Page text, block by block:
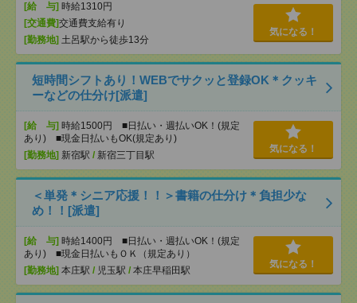
[給 与] 時給1310円
[交通費]交通費支給有り
[勤務地] 土呂駅から徒歩13分
気になる！
短時間シフトあり！WEBでサクッと登録OK＊クッキ
ーなどの仕分け[派遣]
[給 与] 時給1500円 ■日払い・週払いOK！(規定
あり) ■現金日払いもOK(規定あり)
[勤務地] 新宿駅 / 新宿三丁目駅
気になる！
＜単発＊シニア応援！！＞書籍の仕分け＊負担少な
め！！[派遣]
[給 与] 時給1400円 ■日払い・週払いOK！(規定
あり) ■現金日払いもＯＫ（規定あり）
[勤務地] 本庄駅 / 児玉駅 / 本庄早稲田駅
気になる！